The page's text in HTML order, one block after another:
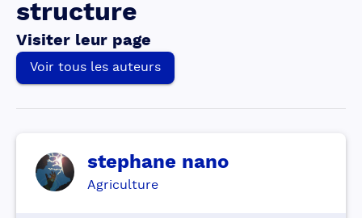
structure
Visiter leur page
Voir tous les auteurs
stephane nano
Agriculture